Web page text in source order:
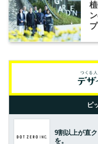
ピ
9割以上が直
を。